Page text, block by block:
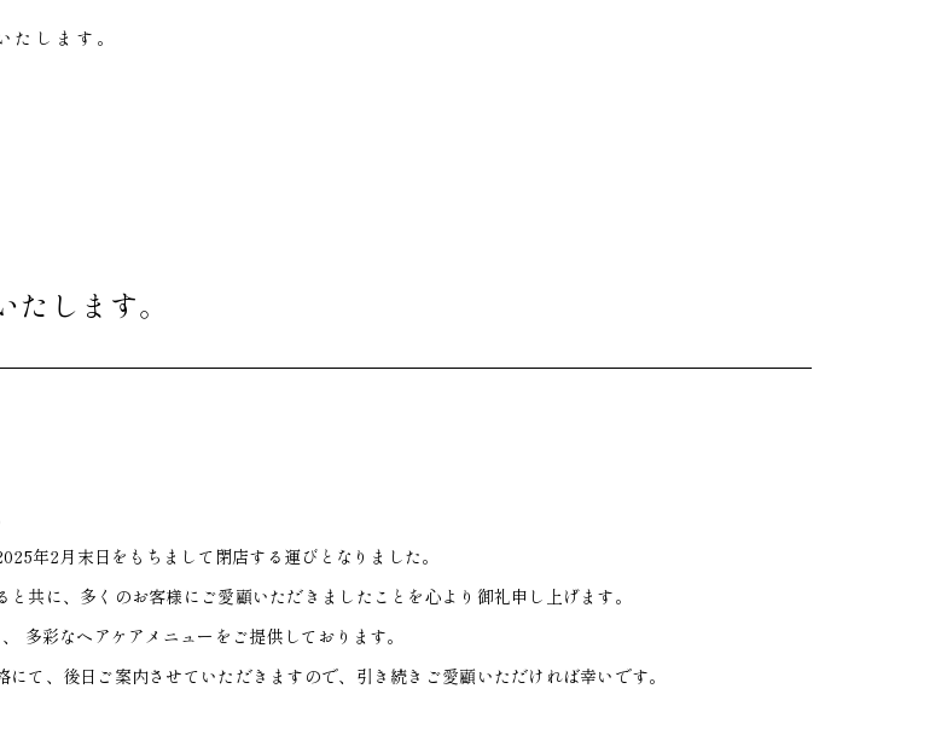
たします。
します。
年2月末日をもちまして閉店する運びとなりました。
共に、多くのお客様にご愛顧いただきましたことを心より御礼申し上げます。
多彩なヘアケアメニューをご提供しております。
て、後日ご案内させていただきますので、引き続きご愛顧いただければ幸いです。